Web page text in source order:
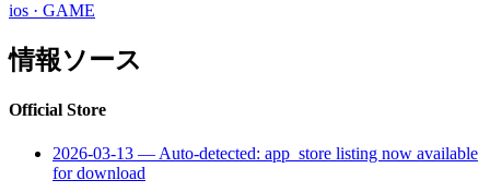
ios · GAME
情報ソース
Official Store
2026-03-13 — Auto-detected: app_store listing now available
for download